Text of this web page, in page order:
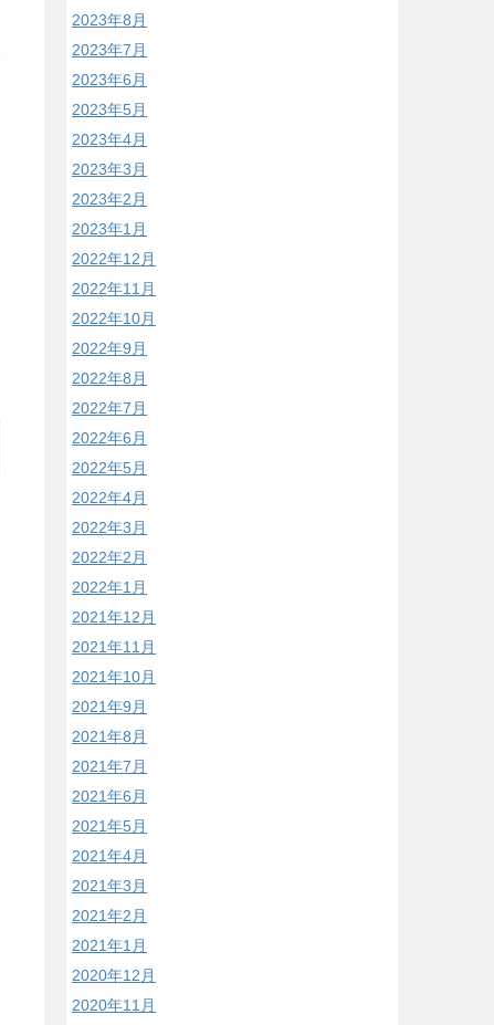
2023年8月
2023年7月
2023年6月
2023年5月
2023年4月
2023年3月
2023年2月
2023年1月
2022年12月
2022年11月
2022年10月
2022年9月
2022年8月
2022年7月
2022年6月
2022年5月
2022年4月
2022年3月
2022年2月
2022年1月
2021年12月
2021年11月
2021年10月
2021年9月
2021年8月
2021年7月
2021年6月
2021年5月
2021年4月
2021年3月
2021年2月
2021年1月
2020年12月
2020年11月